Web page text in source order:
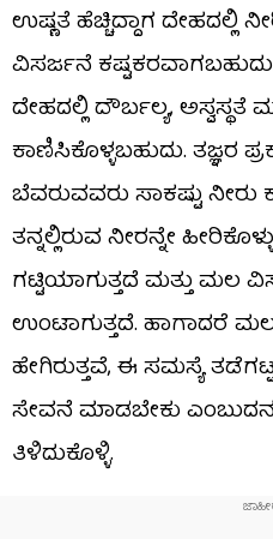
ಉಷ್ಣತೆ ಹೆಚ್ಚಿದ್ದಾಗ
ವಿಸರ್ಜನೆ
ದೇಹದಲ್ಲಿ ದೌರ್ಬಲ್ಯ, ಅಸ್ವಸ್ಥತೆ
ಕಾಣಿಸಿಕೊಳ್ಳಬಹುದು. ತಜ್ಞರ
ಬೆವರುವವರು ಸಾಕಷ್ಟು
ತನ್ನಲ್ಲಿರುವ ನೀರನ್ನೇ
ಗಟ್ಟಿಯಾಗುತ್ತದೆ ಮತ್ತು ಮಲ
ಉಂಟಾಗುತ್ತದೆ. ಹಾಗಾದರೆ
ಹೇಗಿರುತ್ತವೆ, ಈ ಸಮಸ್ಯೆ
ಸೇವನೆ ಮಾಡಬೇಕು
ತಿಳಿದುಕೊಳ್ಳಿ.